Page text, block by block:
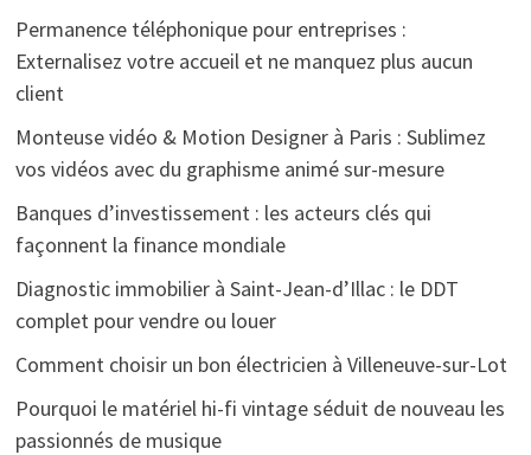
Permanence téléphonique pour entreprises :
Externalisez votre accueil et ne manquez plus aucun
client
Monteuse vidéo & Motion Designer à Paris : Sublimez
vos vidéos avec du graphisme animé sur-mesure
Banques d’investissement : les acteurs clés qui
façonnent la finance mondiale
Diagnostic immobilier à Saint-Jean-d’Illac : le DDT
complet pour vendre ou louer
Comment choisir un bon électricien à Villeneuve-sur-Lot
Pourquoi le matériel hi-fi vintage séduit de nouveau les
passionnés de musique